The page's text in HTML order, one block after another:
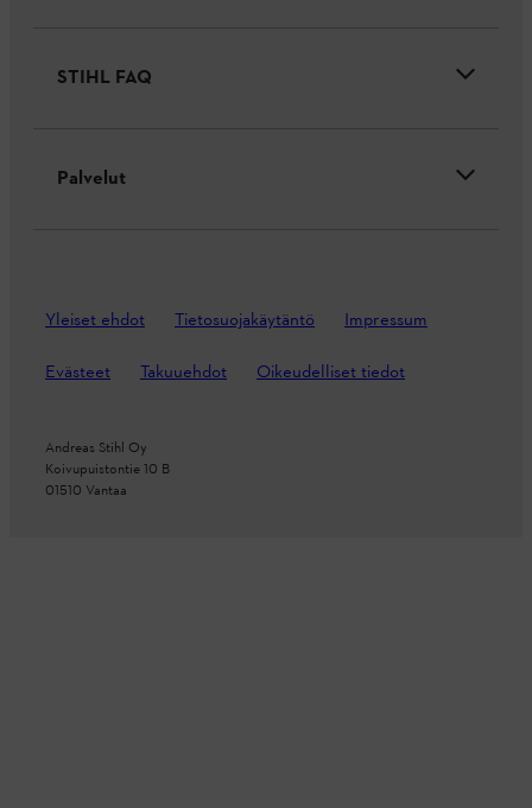
STIHL FAQ
Palvelut
Yleiset ehdot Tietosuojakäytäntö Impressum
Evästeet Takuuehdot Oikeudelliset tiedot
Andreas Stihl Oy
Koivupuistontie 10 B
01510 Vantaa